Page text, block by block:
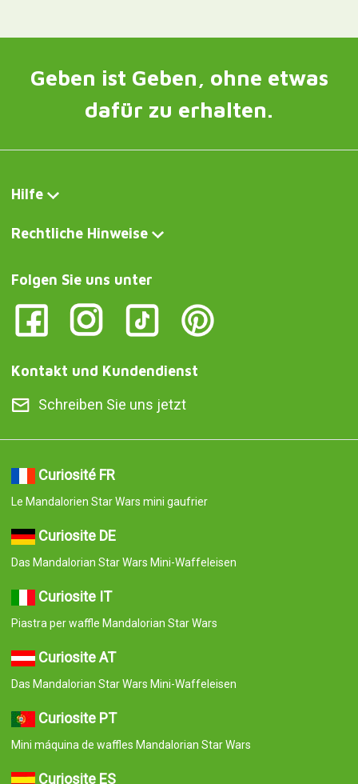
Geben ist Geben, ohne etwas
dafür zu erhalten.
Hilfe
Rechtliche Hinweise
Folgen Sie uns unter
Kontakt und Kundendienst
Schreiben Sie uns jetzt
Curiosité FR
Le Mandalorien Star Wars mini gaufrier
Curiosite DE
Das Mandalorian Star Wars Mini-Waffeleisen
Curiosite IT
Piastra per waffle Mandalorian Star Wars
Curiosite AT
Das Mandalorian Star Wars Mini-Waffeleisen
Curiosite PT
Mini máquina de waffles Mandalorian Star Wars
Curiosite ES